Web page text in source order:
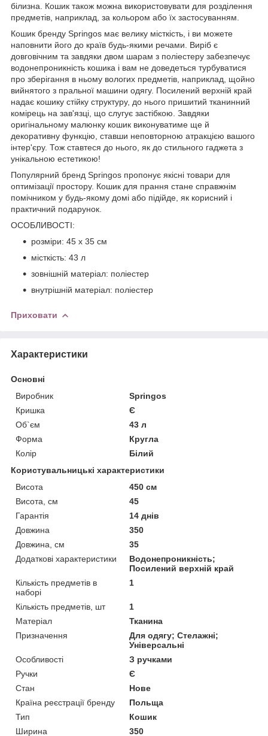
білизна. Кошик також можна використовувати для розділення
предметів, наприклад, за кольором або їх застосуванням.
Кошик бренду Springos має велику місткість, і ви можете
наповнити його до країв будь-якими речами. Виріб є
довговічним та завдяки двом шарам з поліестеру забезпечує
водонепроникність кошика і вам не доведеться турбуватися
про зберігання в ньому вологих предметів, наприклад, щойно
вийнятого з пральної машини одягу. Посилений верхній край
надає кошику стійку структуру, до нього пришитий тканинний
комірець на зав'язці, що слугує застібкою. Завдяки
оригінальному малюнку кошик виконуватиме ще й
декоративну функцію, ставши неповторною атракцією вашого
інтер'єру. Тож ставтеся до нього, як до стильного гаджета з
унікальною естетикою!
Популярний бренд Springos пропонує якісні товари для
оптимізації простору. Кошик для прання стане справжнім
помічником у будь-якому домі або підійде, як корисний і
практичний подарунок.
ОСОБЛИВОСТІ:
розміри: 45 x 35 см
місткість: 43 л
зовнішній матеріал: поліестер
внутрішній матеріал: поліестер
Приховати
Характеристики
Основні
Виробник
Springos
Кришка
Є
Об`єм
43 л
Форма
Кругла
Колір
Білий
Користувальницькі характеристики
Висота
450 см
Висота, см
45
Гарантія
14 днів
Довжина
350
Довжина, см
35
Додаткові характеристики
Водонепроникність;
Посилений верхній край
Кількість предметів в
наборі
1
Кількість предметів, шт
1
Матеріал
Тканина
Призначення
Для одягу; Стелажні;
Універсальні
Особливості
З ручками
Ручки
Є
Стан
Нове
Країна реєстрації бренду
Польща
Тип
Кошик
Ширина
350